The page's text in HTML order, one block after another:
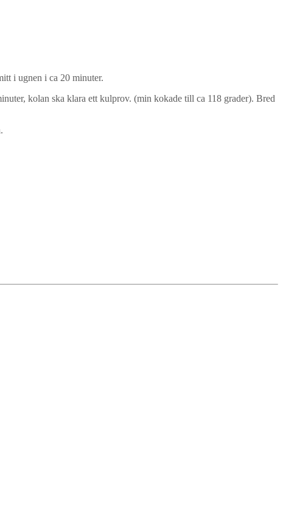
i ugnen i ca 20 minuter.
kolan ska klara ett kulprov. (min kokade till ca 118 grader). Bred